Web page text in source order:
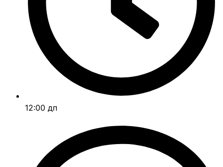
12:00 дп